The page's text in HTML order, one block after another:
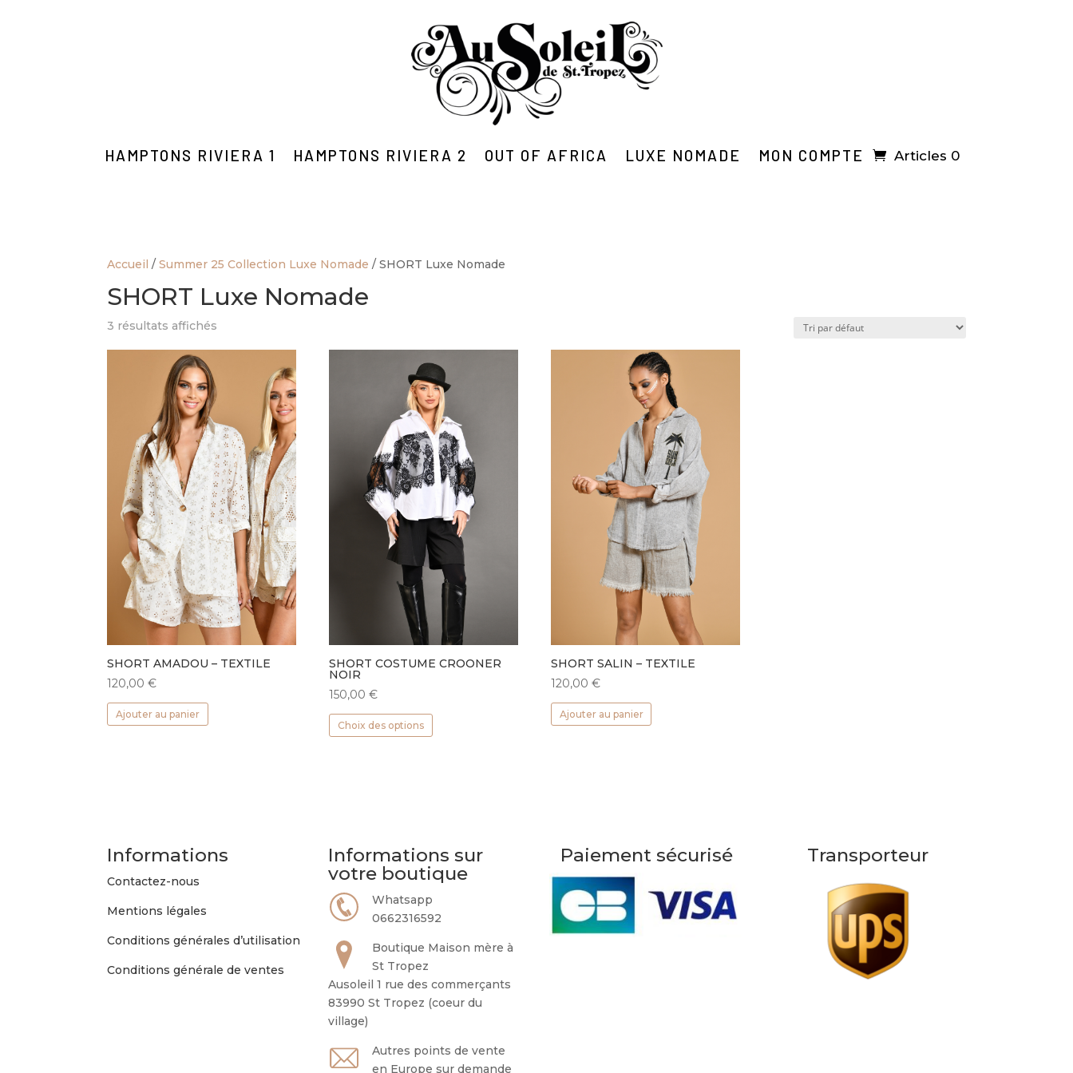
HAMPTONS RIVIERA 1 HAMPTONS RIVIERA 2 OUT OF AFRICA LUXE NOMADE MON COMPTE Articles 0
Accueil /Summer 25 Collection Luxe Nomade / SHORT Luxe Nomade
SHORT Luxe Nomade
3 résultats affichés
SHORT AMADOU – TEXTILE
120,00€
Ajouter au panier
SHORT COSTUME CROONER
NOIR
150,00€
Choix des options
Ce
être
choisies
sur
la
du
SHORT SALIN – TEXTILE
120,00€
Ajouter au panier
Informations
Contactez-nous
Mentions légales
Conditions générales d’utilisation
Conditions générale de ventes
Informations sur
votre boutique
Whatsapp
0662316592
Boutique Maison mère à
St Tropez
Ausoleil 1 rue des commerçants
83990 St Tropez (coeur du
village)
Autres points de vente
en Europe sur demande
Paiement sécurisé Transporteur